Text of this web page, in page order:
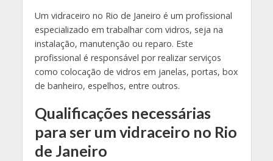
Um vidraceiro no Rio de Janeiro é um profissional
especializado em trabalhar com vidros, seja na
instalação, manutenção ou reparo. Este
profissional é responsável por realizar serviços
como colocação de vidros em janelas, portas, box
de banheiro, espelhos, entre outros.
Qualificações necessárias
para ser um vidraceiro no Rio
de Janeiro